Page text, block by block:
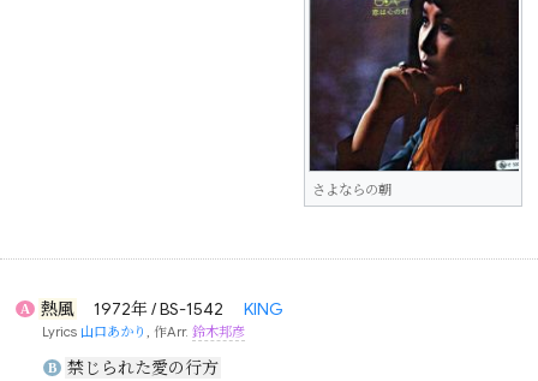
さよならの朝
A 熱風 1972年 / BS-1542 KING
Lyrics 山口あかり, 作Arr.鈴木邦彦
B 禁じられた愛の行方